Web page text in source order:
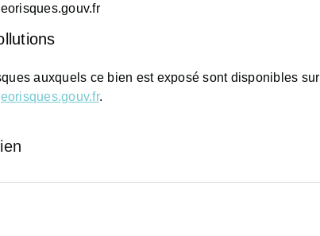
auxquels ce bien est exposé sont disponibles sur
.